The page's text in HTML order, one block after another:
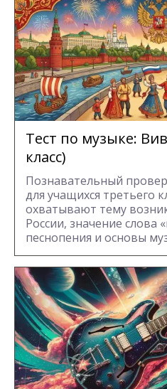
Тест по музыке:
класс)
Познавательный
для учащихся третьего
охватывают тему
России, значение слова
песнопения и основы